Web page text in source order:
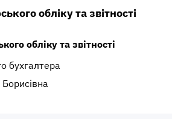
обліку та звітності
обліку та звітності
бухгалтера